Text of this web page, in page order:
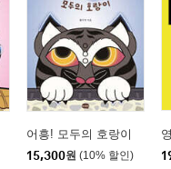
어흥! 모두의 호랑이
15,300원 (10% 할인)